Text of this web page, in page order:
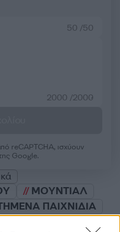
50 /50
2000 /2000
reCAPTCHA, ισχύουν
Google.
ΜΟΥΝΤΙΑΛ
ΠΑΙΧΝΙΔΙΑ